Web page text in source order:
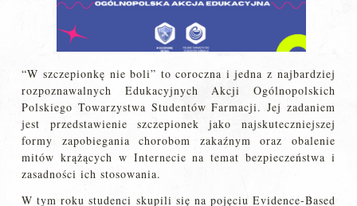
“W szczepionkę nie boli” to coroczna i jedna z najbardziej
rozpoznawalnych Edukacyjnych Akcji Ogólnopolskich
Polskiego Towarzystwa Studentów Farmacji. Jej zadaniem
jest przedstawienie szczepionek jako najskuteczniejszej
formy zapobiegania chorobom zakaźnym oraz obalenie
mitów krążących w Internecie na temat bezpieczeństwa i
zasadności ich stosowania.
W tym roku studenci skupili się na pojęciu Evidence-Based